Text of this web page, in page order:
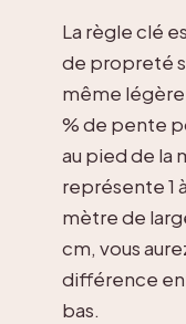
La règle clé
de propreté
même
% de pente
au pied de la
représente 1
mètre de
cm, vous
différence
bas.